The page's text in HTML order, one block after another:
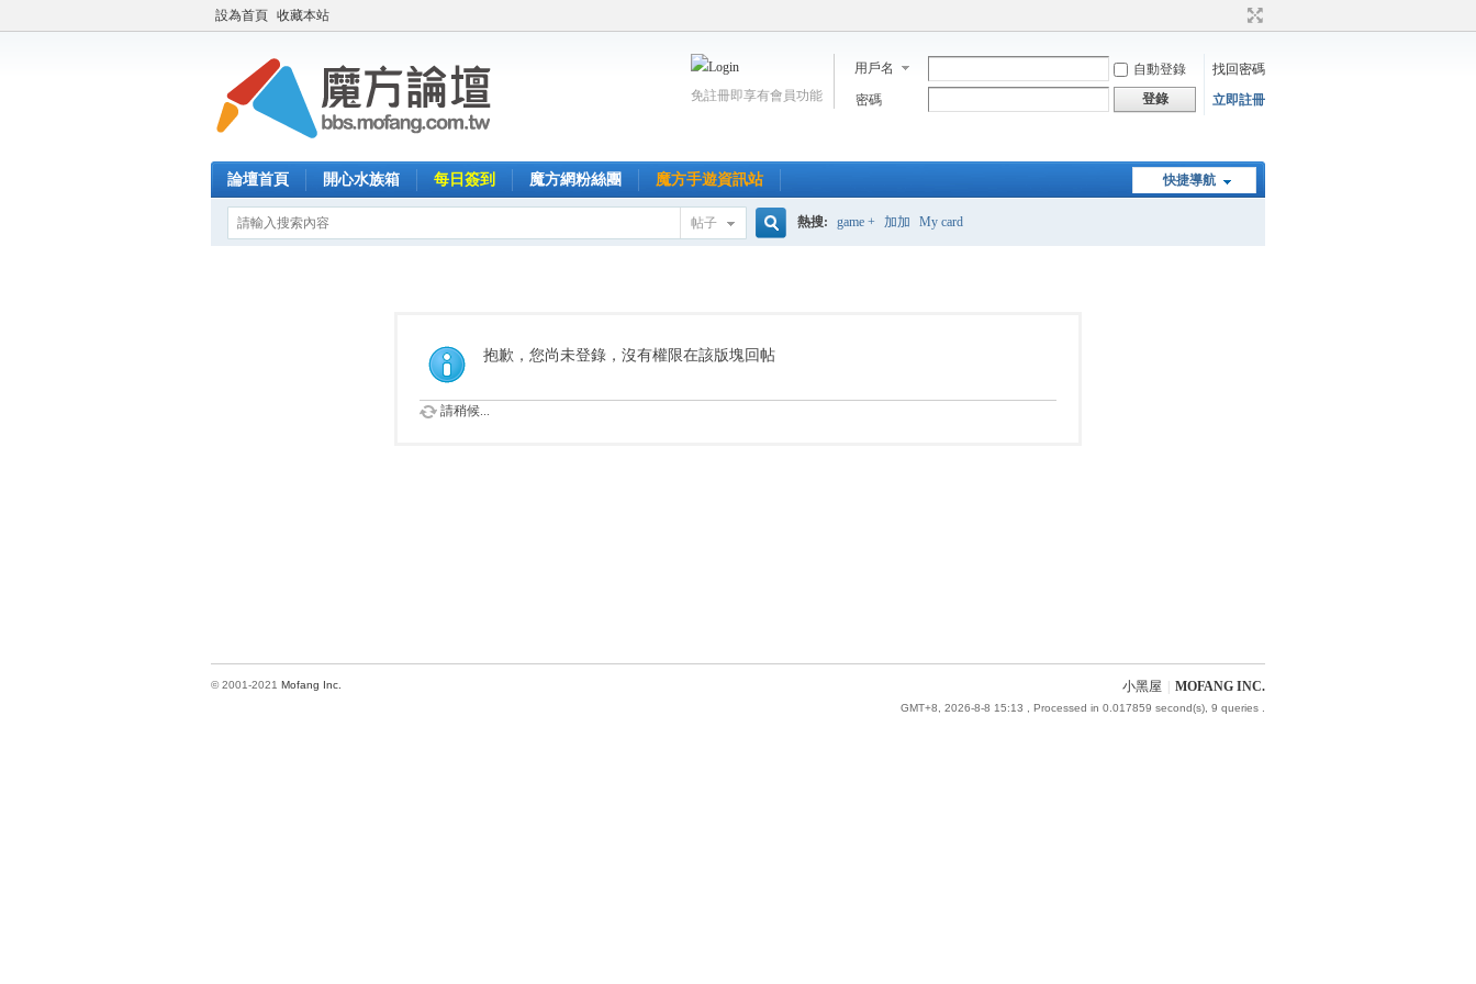
設為首頁 收藏本站
用戶名 自動登錄
找回密碼
密碼
登錄 立即註冊
免註冊即享有會員功能
快捷導航
論壇首頁 開心水族箱 每日簽到 魔方網粉絲團 魔方手遊資訊站
帖子
索
熱搜: game + 加加 My card
抱歉，您尚未登錄，沒有權限在該版塊回帖
請稍候...
小黑屋 MOFANG INC.
GMT+8, 2026-8-8 15:13 , Processed in 0.017859 second(s), 9 queries .
© 2001-2021 Mofang Inc.